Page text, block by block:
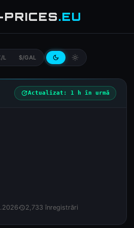
.EU
L $/GAL dark_mode light_mode
updateActualizat: 1 h în urmă
history2,733 înregistrări